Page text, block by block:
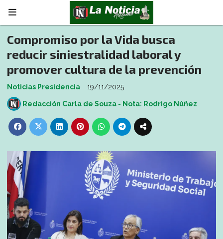
Compromiso por la Vida busca
reducir siniestralidad laboral y
promover cultura de la prevención
Noticias Presidencia 19/11/2025
Redacción Carla de Souza - Nota: Rodrigo Núñez